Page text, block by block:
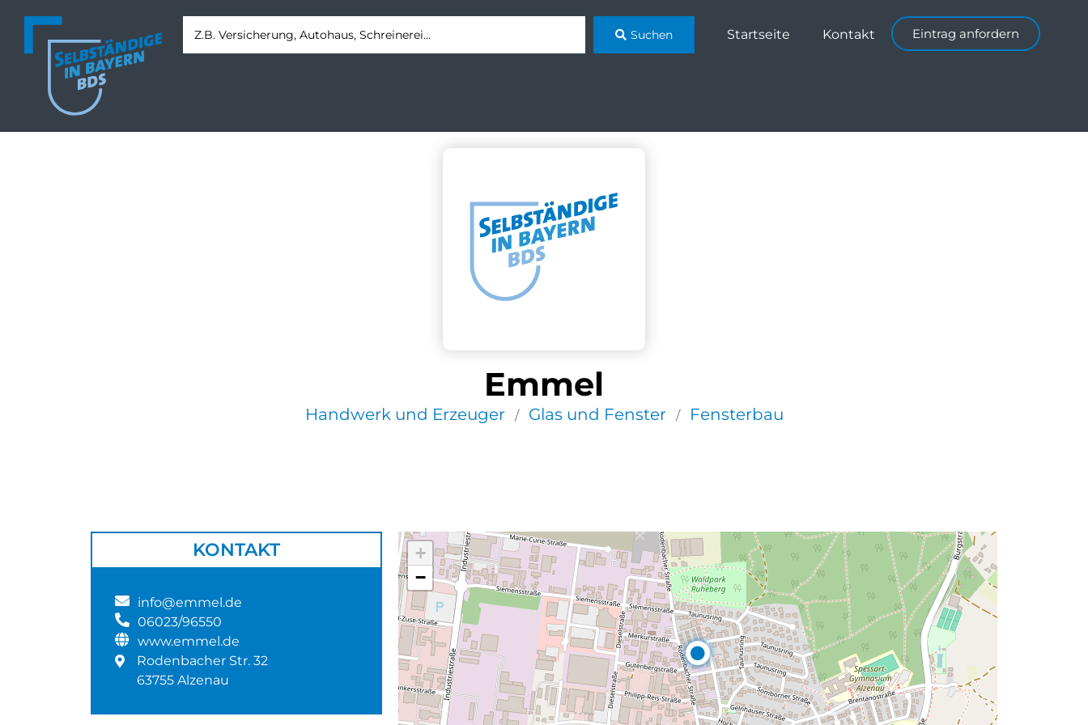
Suchen Startseite Kontakt Eintrag anfordern
Emmel
Handwerk und Erzeuger / Glas und Fenster / Fensterbau
KONTAKT
info@emmel.de
06023/96550
www.emmel.de
Rodenbacher Str. 32
63755 Alzenau
+
−